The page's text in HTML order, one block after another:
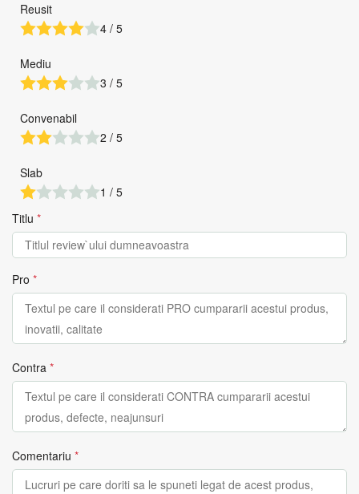
Reusit
4 / 5
Mediu
3 / 5
Convenabil
2 / 5
Slab
1 / 5
Titlu *
Pro *
Contra *
Comentariu *